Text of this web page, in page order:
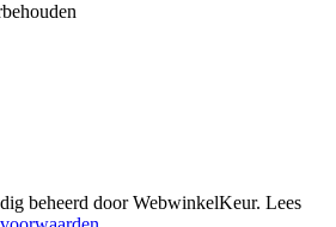
beheerd doorWebwinkelKeur. Lees